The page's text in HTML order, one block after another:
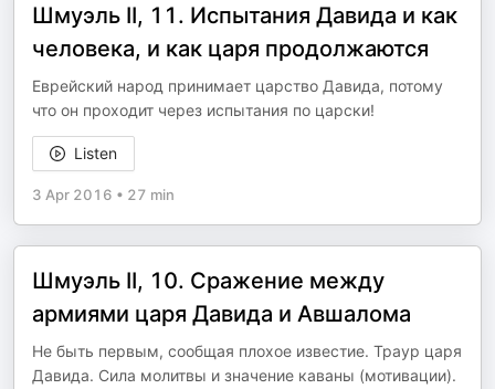
Шмуэль II, 11. Испытания Давида и как
человека, и как царя продолжаются
Еврейский народ принимает царство Давида, потому
что он проходит через испытания по царски!
Listen
3 Apr 2016 • 27 min
Шмуэль II, 10. Сражение между
армиями царя Давида и Авшалома
Не быть первым, сообщая плохое известие. Траур царя
Давида. Сила молитвы и значение каваны (мотивации).